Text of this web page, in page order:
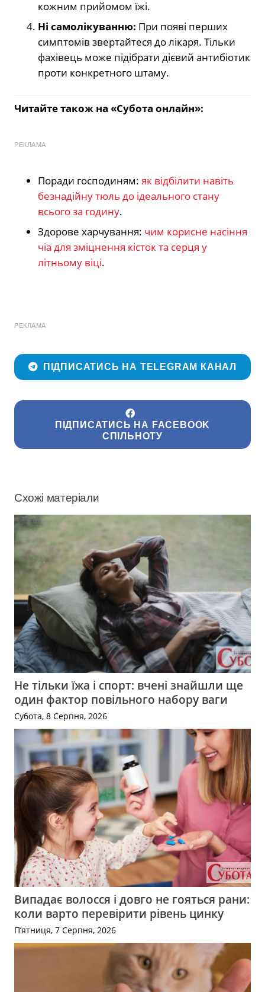
кожним прийомом їжі.
Ні самолікуванню: При появі перших
симптомів звертайтеся до лікаря. Тільки
фахівець може підібрати дієвий антибіотик
проти конкретного штаму.
Читайте також на «Субота онлайн»:
РЕКЛАМА
Поради господиням: як відбілити навіть
безнадійну тюль до ідеального стану
всього за годину.
Здорове харчування: чим корисне насіння
чіа для зміцнення кісток та серця у
літньому віці.
РЕКЛАМА
ПІДПИСАТИСЬ НА TELEGRAM КАНАЛ
ПІДПИСАТИСЬ НА FACEBOOK
СПІЛЬНОТУ
Схожі матеріали
Не тільки їжа і спорт: вчені знайшли ще
один фактор повільного набору ваги
Субота, 8 Серпня, 2026
Випадає волосся і довго не гояться рани:
коли варто перевірити рівень цинку
П’ятниця, 7 Серпня, 2026